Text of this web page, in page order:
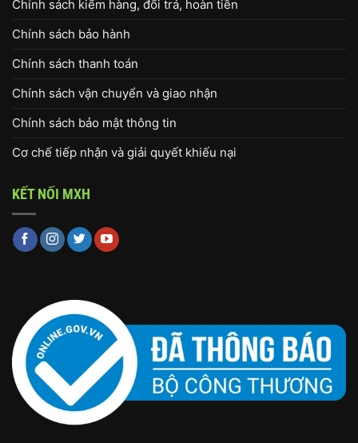
Chính sách kiểm hàng, đổi trả, hoàn tiền
Chính sách bảo hành
Chính sách thanh toán
Chính sách vận chuyển và giao nhận
Chính sách bảo mật thông tin
Cơ chế tiếp nhận và giải quyết khiếu nại
KẾT NỐI MXH